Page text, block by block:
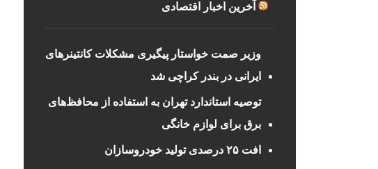
آخرین اخبار اقتصادی
وزیر صمت خواستار پیگیری مشکلات کانتینرهای
ایرانی در بندر کراچی شد
توصیه استاندارد تهران به استفاده از محافظ‌های
برق برای لوازم خانگی
افت ۲۵ درصدی تولید خودروسازان